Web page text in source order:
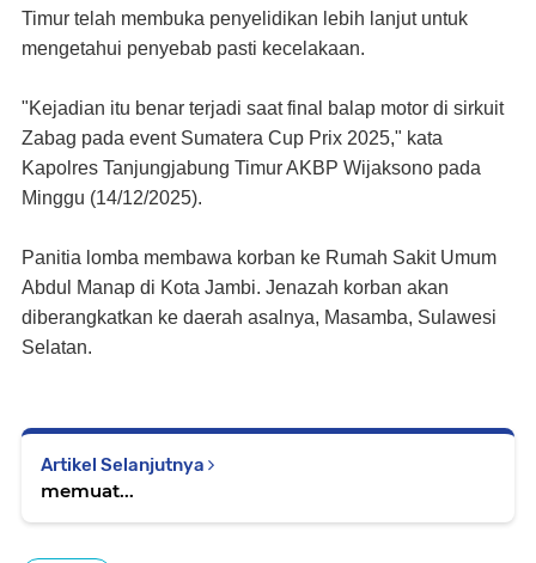
Timur telah membuka penyelidikan lebih lanjut untuk
mengetahui penyebab pasti kecelakaan.
"Kejadian itu benar terjadi saat final balap motor di sirkuit
Zabag pada event Sumatera Cup Prix 2025," kata
Kapolres Tanjungjabung Timur AKBP Wijaksono pada
Minggu (14/12/2025).
Panitia lomba membawa korban ke Rumah Sakit Umum
Abdul Manap di Kota Jambi. Jenazah korban akan
diberangkatkan ke daerah asalnya, Masamba, Sulawesi
Selatan.
Artikel Selanjutnya
memuat...